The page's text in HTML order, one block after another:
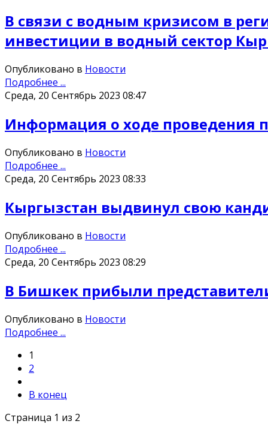
В связи с водным кризисом в
инвестиции в водный сектор
Опубликовано в Новости
Подробнее ...
Среда, 20 Сентябрь 2023 08:47
Информация о ходе проведения
Опубликовано в Новости
Подробнее ...
Среда, 20 Сентябрь 2023 08:33
Кыргызстан выдвинул свою
Опубликовано в Новости
Подробнее ...
Среда, 20 Сентябрь 2023 08:29
В Бишкек прибыли
Опубликовано в Новости
Подробнее ...
1
2
В конец
Страница 1 из 2